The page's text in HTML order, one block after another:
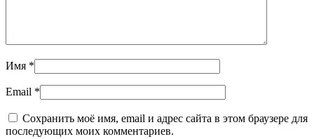
Имя *
Email *
Сохранить моё имя, email и адрес сайта в этом браузере для
последующих моих комментариев.